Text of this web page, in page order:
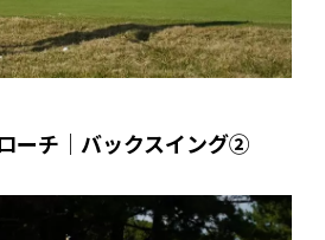
ーチ｜バックスイング②